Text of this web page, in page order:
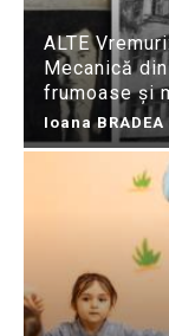
ALTE
Mecanică
frumoase și
Ioana BRADEA